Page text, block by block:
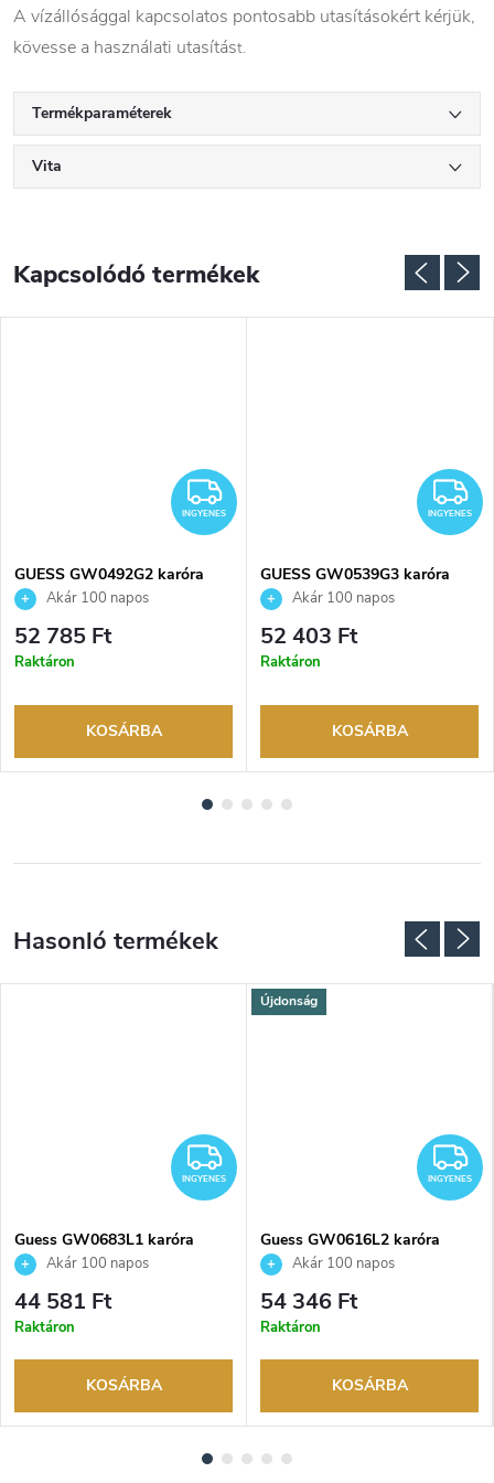
A vízállósággal kapcsolatos pontosabb utasításokért kérjük,
kövesse a használati utasítást.
Termékparaméterek
Vita
Kapcsolódó termékek
INGYENES
INGYENES
GUESS GW0492G2 karóra
Akár 100 napos
visszaküldési lehetőség. Hivatalos
márkakereskedő.
52 785 Ft
Raktáron
KOSÁRBA
INGYENES
GUESS GW0539G3 karóra
Akár 100 napos
visszaküldési lehetőség. Hivatalos
márkakereskedő.
52 403 Ft
Raktáron
KOSÁRBA
INGYENES
INGYENES
Guess GW0683L1 karóra
Akár 100 napos
visszaküldési lehetőség. Hivatalos
márkakereskedő.
44 581 Ft
Raktáron
KOSÁRBA
Újdonság
INGYENES
Guess GW0616L2 karóra
Akár 100 napos
visszaküldési lehetőség. Hivatalos
márkakereskedő.
54 346 Ft
Raktáron
KOSÁRBA